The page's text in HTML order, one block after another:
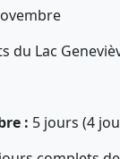
du Lac
: 5 jours (4